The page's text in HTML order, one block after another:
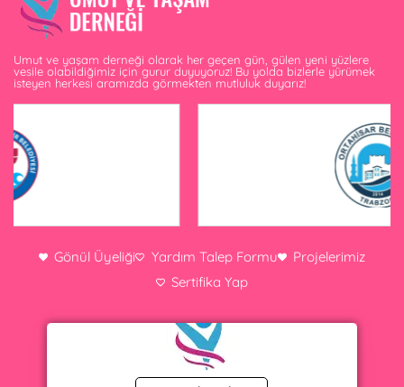
Umut ve yaşam derneği olarak her geçen gün, gülen yeni yüzlere
vesile olabildiğimiz için gurur duyuyoruz! Bu yolda bizlerle yürümek
isteyen herkesi aramızda görmekten mutluluk duyarız!
Gönül Üyeliği Yardım Talep Formu
Projelerimiz
Sertifika Yap